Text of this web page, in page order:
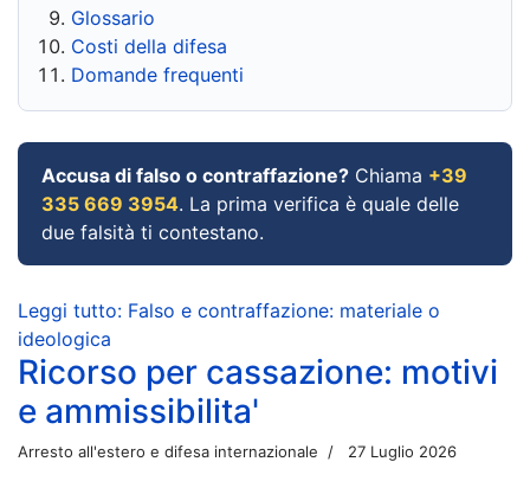
Glossario
Costi della difesa
Domande frequenti
Accusa di falso o contraffazione? Chiama +39
335 669 3954. La prima verifica è quale delle
due falsità ti contestano.
Leggi tutto: Falso e contraffazione: materiale o
ideologica
Ricorso per cassazione: motivi
e ammissibilita'
Arresto all'estero e difesa internazionale 27 Luglio 2026